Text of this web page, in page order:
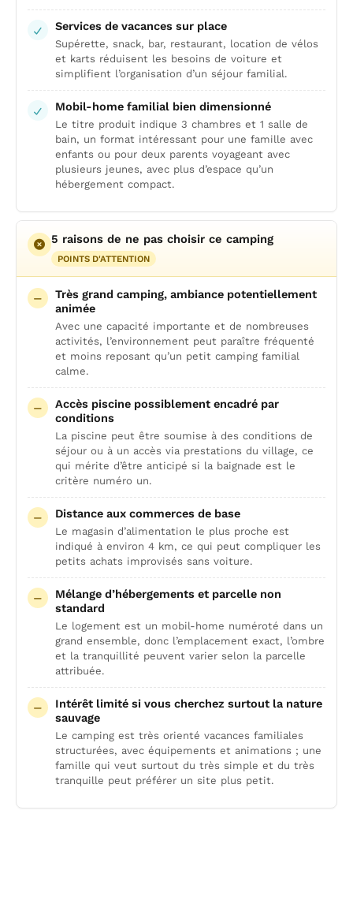
Services de vacances sur place
Supérette, snack, bar, restaurant, location de vélos
et karts réduisent les besoins de voiture et
simplifient l’organisation d’un séjour familial.
Mobil-home familial bien dimensionné
Le titre produit indique 3 chambres et 1 salle de
bain, un format intéressant pour une famille avec
enfants ou pour deux parents voyageant avec
plusieurs jeunes, avec plus d’espace qu’un
hébergement compact.
5 raisons de ne pas choisir ce camping
POINTS D'ATTENTION
Très grand camping, ambiance potentiellement
animée
Avec une capacité importante et de nombreuses
activités, l’environnement peut paraître fréquenté
et moins reposant qu’un petit camping familial
calme.
Accès piscine possiblement encadré par
conditions
La piscine peut être soumise à des conditions de
séjour ou à un accès via prestations du village, ce
qui mérite d’être anticipé si la baignade est le
critère numéro un.
Distance aux commerces de base
Le magasin d’alimentation le plus proche est
indiqué à environ 4 km, ce qui peut compliquer les
petits achats improvisés sans voiture.
Mélange d’hébergements et parcelle non
standard
Le logement est un mobil-home numéroté dans un
grand ensemble, donc l’emplacement exact, l’ombre
et la tranquillité peuvent varier selon la parcelle
attribuée.
Intérêt limité si vous cherchez surtout la nature
sauvage
Le camping est très orienté vacances familiales
structurées, avec équipements et animations ; une
famille qui veut surtout du très simple et du très
tranquille peut préférer un site plus petit.